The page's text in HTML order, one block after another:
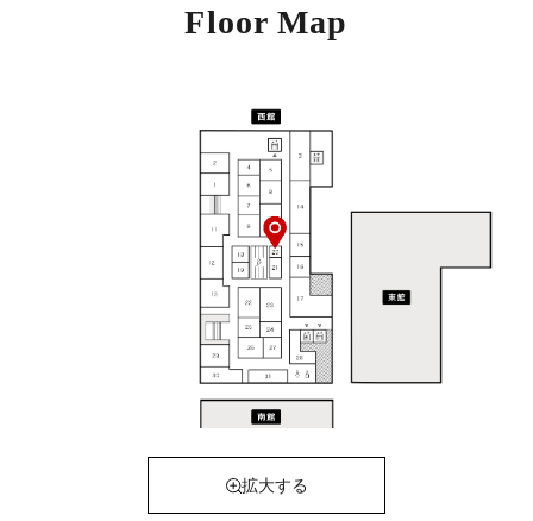
Floor Map
拡大する